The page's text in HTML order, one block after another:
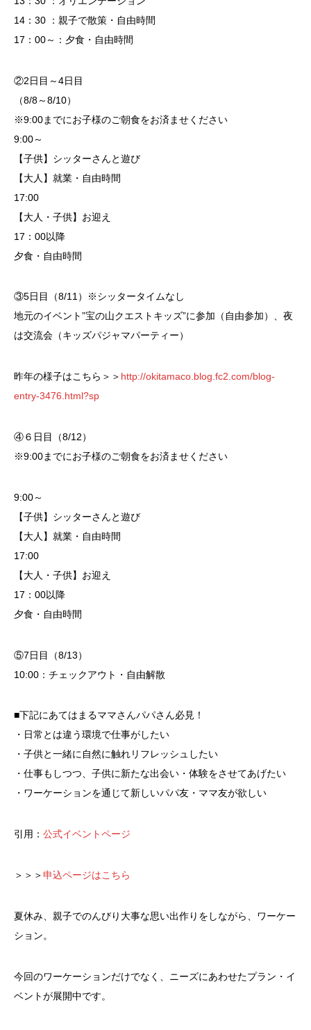
14：30 ：親子で散策・自由時間
17：00～：夕食・自由時間
②2日目～4日目
（8/8～8/10）
※9:00までにお子様のご朝食をお済ませください
9:00～
【子供】シッターさんと遊び
【大人】就業・自由時間
17:00
【大人・子供】お迎え
17：00以降
夕食・自由時間
③5日目（8/11）※シッタータイムなし
地元のイベント”宝の山クエストキッズ”に参加（自由参加）、夜
は交流会（キッズパジャマパーティー）
昨年の様子はこちら＞＞ http://okitamaco.blog.fc2.com/blog-
entry-3476.html?sp
④６日目（8/12）
※9:00までにお子様のご朝食をお済ませください
9:00～
【子供】シッターさんと遊び
【大人】就業・自由時間
17:00
【大人・子供】お迎え
17：00以降
夕食・自由時間
⑤7日目（8/13）
10:00：チェックアウト・自由解散
■下記にあてはまるママさんパパさん必見！
・日常とは違う環境で仕事がしたい
・子供と一緒に自然に触れリフレッシュしたい
・仕事もしつつ、子供に新たな出会い・体験をさせてあげたい
・ワーケーションを通じて新しいパパ友・ママ友が欲しい
引用： 公式イベントページ
＞＞＞申込ページはこちら
夏休み、親子でのんびり大事な思い出作りをしながら、ワーケー
ション。
今回のワーケーションだけでなく、ニーズにあわせたプラン・イ
ベントが展開中です。